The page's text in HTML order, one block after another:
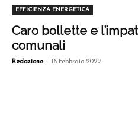
EFFICIENZA ENERGETICA
Caro bollette e
comunali
Redazione - 18 Febbraio 2022